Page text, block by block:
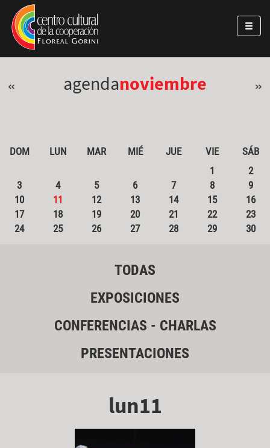
Pasar al contenido principal
Jump to main content
« agendanoviembre »
DOM LUN MAR MIÉ JUE VIE
SÁB
1
2
3
4 5 6 7 8
9
10
11 12 13 14 15
16
17
18 19 20 21 22
23
24
25 26 27 28 29 30
TODAS
EXPOSICIONES
CONFERENCIAS - CHARLAS
PRESENTACIONES
lun11